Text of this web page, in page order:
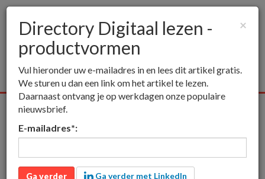
Alle media
Directory Digitaal lezen -
×
Directory Digitaal lezen -
productvormen
Vul hieronder uw e-mailadres in en lees dit artikel gratis.
We sturen u dan een link om het artikel te lezen.
Daarnaast ontvang je op werkdagen onze populaire
nieuwsbrief.
E-mailadres*:
Ga verder Ga verder met LinkedIn